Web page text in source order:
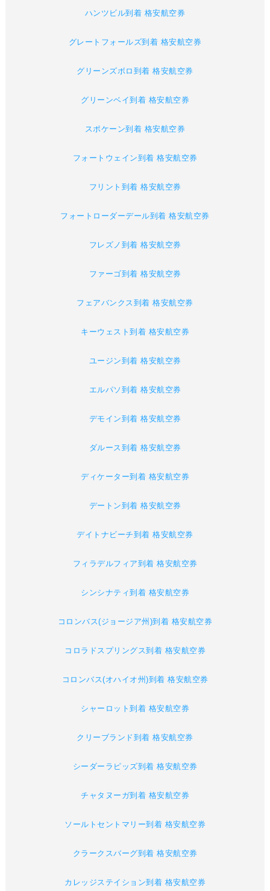
ハンツビル到着 格安航空券
グレートフォールズ到着 格安航空券
グリーンズボロ到着 格安航空券
グリーンベイ到着 格安航空券
スポケーン到着 格安航空券
フォートウェイン到着 格安航空券
フリント到着 格安航空券
フォートローダーデール到着 格安航空券
フレズノ到着 格安航空券
ファーゴ到着 格安航空券
フェアバンクス到着 格安航空券
キーウェスト到着 格安航空券
ユージン到着 格安航空券
エルパソ到着 格安航空券
デモイン到着 格安航空券
ダルース到着 格安航空券
ディケーター到着 格安航空券
デートン到着 格安航空券
デイトナビーチ到着 格安航空券
フィラデルフィア到着 格安航空券
シンシナティ到着 格安航空券
コロンバス(ジョージア州)到着 格安航空券
コロラドスプリングス到着 格安航空券
コロンバス(オハイオ州)到着 格安航空券
シャーロット到着 格安航空券
クリーブランド到着 格安航空券
シーダーラピッズ到着 格安航空券
チャタヌーガ到着 格安航空券
ソールトセントマリー到着 格安航空券
クラークスバーグ到着 格安航空券
カレッジステイション到着 格安航空券